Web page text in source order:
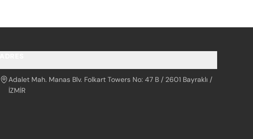
Adalet Mah. Manas Blv. Folkart Towers No: 47 B / 2601 Bayraklı /
İZMİR